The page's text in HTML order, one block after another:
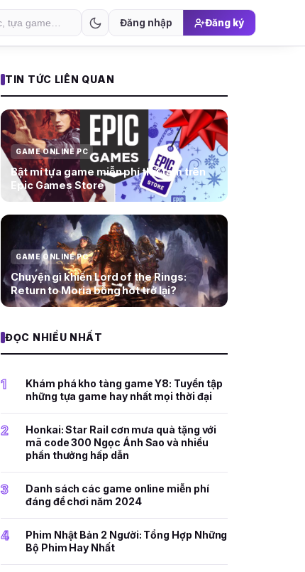
Đăng nhập Đăng ký
TIN TỨC LIÊN QUAN
GAME ONLINE PC
Bật mí tựa game miễn phí thứ tám trên
Epic Games Store
GAME ONLINE PC
Chuyện gì khiến Lord of the Rings:
Return to Moria bỗng hot trở lại?
ĐỌC NHIỀU NHẤT
1
Khám phá kho tàng game Y8: Tuyển tập
những tựa game hay nhất mọi thời đại
2
Honkai: Star Rail cơn mưa quà tặng với
mã code 300 Ngọc Ánh Sao và nhiều
phần thưởng hấp dẫn
3
Danh sách các game online miễn phí
đáng để chơi năm 2024
4
Phim Nhật Bản 2 Người: Tổng Hợp Những
Bộ Phim Hay Nhất